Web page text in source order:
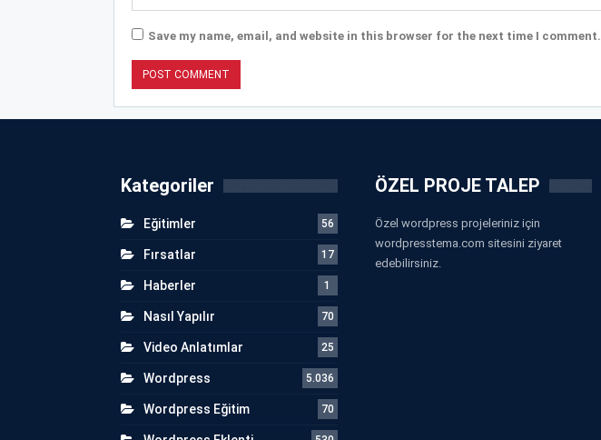
Save my name, email, and website in this browser for the next time I comment.
Kategoriler
Eğitimler 56
Fırsatlar 17
Haberler 1
Nasıl Yapılır 70
Video Anlatımlar 25
Wordpress 5.036
Wordpress Eğitim 70
ÖZEL PROJE TALEP
Özel wordpress projeleriniz için
wordpresstema.com sitesini ziyaret
edebilirsiniz.